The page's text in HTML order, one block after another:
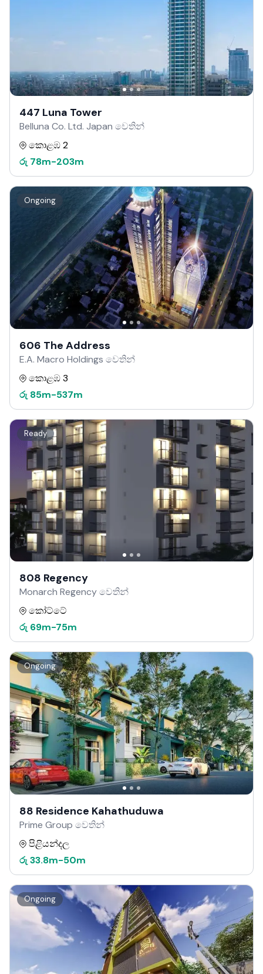
447 Luna Tower
Belluna Co. Ltd. Japan වෙතින්
කොළඹ 2
රු 78m-203m
Ongoing
606 The Address
E.A. Macro Holdings වෙතින්
කොළඹ 3
රු 85m-537m
Ready
808 Regency
Monarch Regency වෙතින්
කෝට්ටේ
රු 69m-75m
Ongoing
88 Residence Kahathuduwa
Prime Group වෙතින්
පිළියන්දල
රු 33.8m-50m
Ongoing